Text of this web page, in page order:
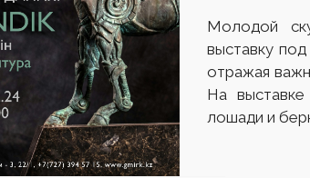
Молодой
выставку
отражая
На выставке
лошади и